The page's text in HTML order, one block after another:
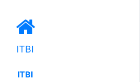
ITBI
ITBI